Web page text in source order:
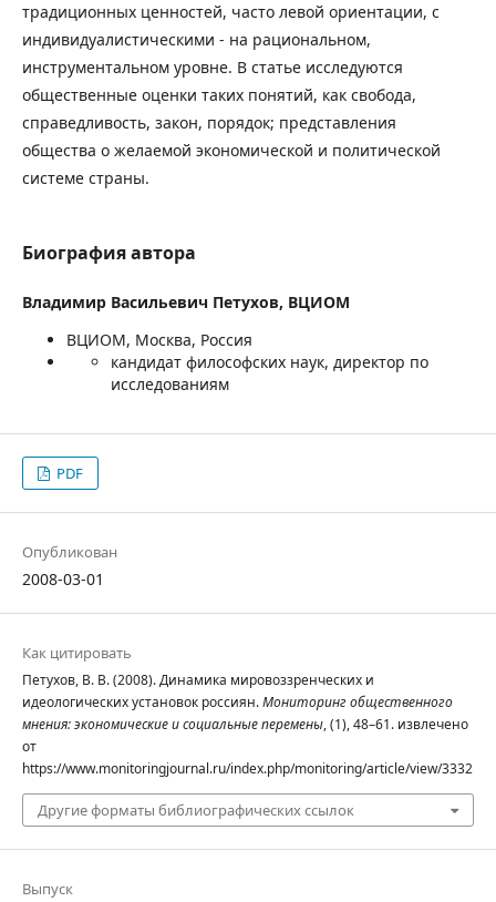
традиционных ценностей, часто левой ориентации, с
индивидуалистическими - на рациональном,
инструментальном уровне. В статье исследуются
общественные оценки таких понятий, как свобода,
справедливость, закон, порядок; представления
общества о желаемой экономической и политической
системе страны.
Биография автора
Владимир Васильевич Петухов, ВЦИОМ
ВЦИОМ, Москва, Россия
кандидат философских наук, директор по
исследованиям
PDF
Опубликован
2008-03-01
Как цитировать
Петухов, В. В. (2008). Динамика мировоззренческих и
идеологических установок россиян.Мониторинг общественного
мнения: экономические и социальные перемены, (1), 48–61. извлечено
от
https://www.monitoringjournal.ru/index.php/monitoring/article/view/3332
Другие форматы библиографических ссылок
Выпуск